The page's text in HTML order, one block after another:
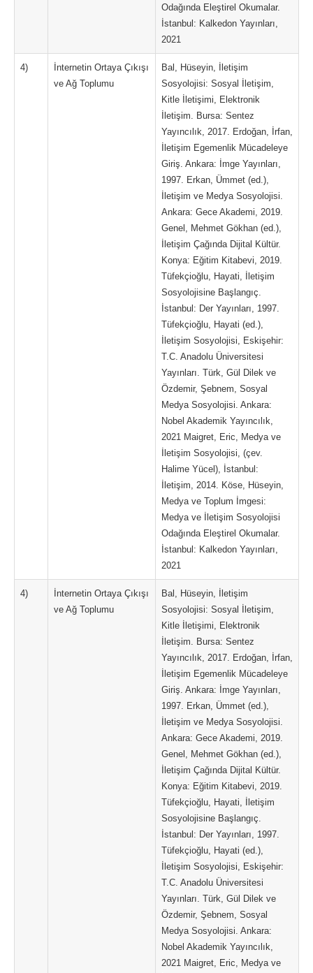
Odağında Eleştirel Okumalar.
İstanbul: Kalkedon Yayınları,
2021
4)
İnternetin Ortaya Çıkışı
ve Ağ Toplumu
Bal, Hüseyin, İletişim
Sosyolojisi: Sosyal İletişim,
Kitle İletişimi, Elektronik
İletişim. Bursa: Sentez
Yayıncılık, 2017. Erdoğan, İrfan,
İletişim Egemenlik Mücadeleye
Giriş. Ankara: İmge Yayınları,
1997. Erkan, Ümmet (ed.),
İletişim ve Medya Sosyolojisi.
Ankara: Gece Akademi, 2019.
Genel, Mehmet Gökhan (ed.),
İletişim Çağında Dijital Kültür.
Konya: Eğitim Kitabevi, 2019.
Tüfekçioğlu, Hayati, İletişim
Sosyolojisine Başlangıç.
İstanbul: Der Yayınları, 1997.
Tüfekçioğlu, Hayati (ed.),
İletişim Sosyolojisi, Eskişehir:
T.C. Anadolu Üniversitesi
Yayınları. Türk, Gül Dilek ve
Özdemir, Şebnem, Sosyal
Medya Sosyolojisi. Ankara:
Nobel Akademik Yayıncılık,
2021 Maigret, Eric, Medya ve
İletişim Sosyolojisi, (çev.
Halime Yücel), İstanbul:
İletişim, 2014. Köse, Hüseyin,
Medya ve Toplum İmgesi:
Medya ve İletişim Sosyolojisi
Odağında Eleştirel Okumalar.
İstanbul: Kalkedon Yayınları,
2021
4)
İnternetin Ortaya Çıkışı
ve Ağ Toplumu
Bal, Hüseyin, İletişim
Sosyolojisi: Sosyal İletişim,
Kitle İletişimi, Elektronik
İletişim. Bursa: Sentez
Yayıncılık, 2017. Erdoğan, İrfan,
İletişim Egemenlik Mücadeleye
Giriş. Ankara: İmge Yayınları,
1997. Erkan, Ümmet (ed.),
İletişim ve Medya Sosyolojisi.
Ankara: Gece Akademi, 2019.
Genel, Mehmet Gökhan (ed.),
İletişim Çağında Dijital Kültür.
Konya: Eğitim Kitabevi, 2019.
Tüfekçioğlu, Hayati, İletişim
Sosyolojisine Başlangıç.
İstanbul: Der Yayınları, 1997.
Tüfekçioğlu, Hayati (ed.),
İletişim Sosyolojisi, Eskişehir:
T.C. Anadolu Üniversitesi
Yayınları. Türk, Gül Dilek ve
Özdemir, Şebnem, Sosyal
Medya Sosyolojisi. Ankara:
Nobel Akademik Yayıncılık,
2021 Maigret, Eric, Medya ve